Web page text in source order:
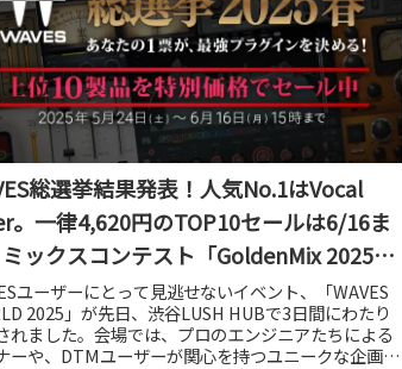
総選挙結果発表！人気No.1はVocal
。一律4,620円のTOP10セールは6/16ま
ックスコンテスト「GoldenMix 2025」
中
ユーザーにとって見逃せないイベント、「WAVES
2025」が先日、渋谷LUSH HUBで3日間にわたり
れました。会場では、プロのエンジニアたちによる
ーや、DTMユーザーが関心を持つユニークな企画展